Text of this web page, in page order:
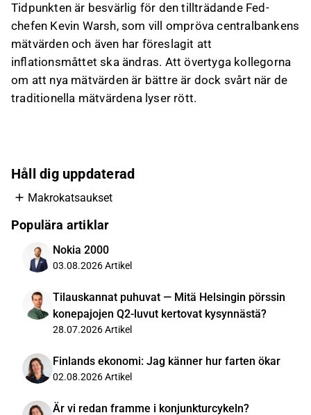
Tidpunkten är besvärlig för den tillträdande Fed-
chefen Kevin Warsh, som vill ompröva centralbankens
mätvärden och även har föreslagit att
inflationsmåttet ska ändras. Att övertyga kollegorna
om att nya mätvärden är bättre är dock svårt när de
traditionella mätvärdena lyser rött.
Håll dig uppdaterad
Makrokatsaukset
Populära artiklar
Nokia 2000
03.08.2026Artikel
Tilauskannat puhuvat — Mitä Helsingin pörssin
konepajojen Q2-luvut kertovat kysynnästä?
28.07.2026Artikel
Finlands ekonomi: Jag känner hur farten ökar
02.08.2026Artikel
Är vi redan framme i konjunkturcykeln?